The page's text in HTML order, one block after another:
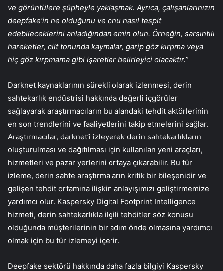
ve görüntülere şüpheyle yaklaşmak. Ayrıca, çalışanlarınızın
deepfake’in ne olduğunu ve onu nasıl tespit
edebileceklerini anladığından emin olun. Örneğin, sarsıntılı
hareketler, cilt tonunda kaymalar, garip göz kırpma veya
hiç göz kırpmama gibi işaretler belirleyici olacaktır.”
Darknet kaynaklarının sürekli olarak izlenmesi, derin
sahtekarlık endüstrisi hakkında değerli içgörüler
sağlayarak araştırmacıların bu alandaki tehdit aktörlerinin
en son trendlerini ve faaliyetlerini takip etmelerini sağlar.
Araştırmacılar, darknet’i izleyerek derin sahtekarlıkların
oluşturulması ve dağıtılması için kullanılan yeni araçları,
hizmetleri ve pazar yerlerini ortaya çıkarabilir. Bu tür
izleme, derin sahte araştırmaların kritik bir bileşenidir ve
gelişen tehdit ortamına ilişkin anlayışımızı geliştirmemize
yardımcı olur. Kaspersky Digital Footprint Intelligence
hizmeti, derin sahtekarlıkla ilgili tehditler söz konusu
olduğunda müşterilerinin bir adım önde olmasına yardımcı
olmak için bu tür izlemeyi içerir.
Deepfake sektörü hakkında daha fazla bilgiyi Kaspersky